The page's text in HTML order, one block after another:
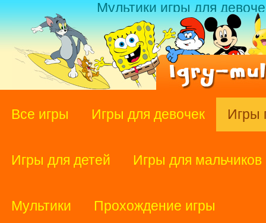
Мультики игры для
Все игры Игры для девочек Игры
Игры для детей Игры для мальчиков
Мультики Прохождение игры